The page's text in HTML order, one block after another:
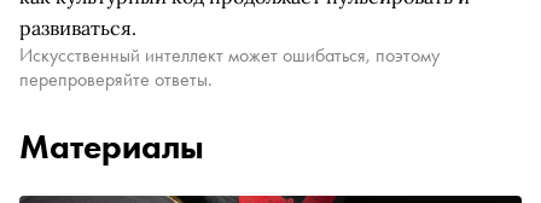
развиваться.
Искусственный интеллект может ошибаться, поэтому
перепроверяйте ответы.
Материалы